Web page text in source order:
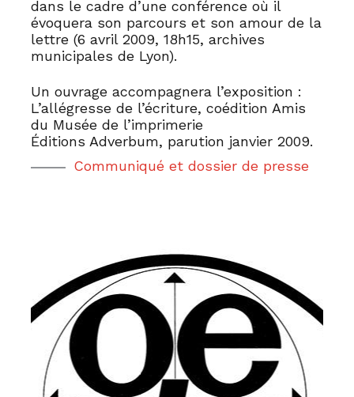
dans le cadre d’une conférence où il
évoquera son parcours et son amour de la
lettre (6 avril 2009, 18h15, archives
municipales de Lyon).
Un ouvrage accompagnera l’exposition :
L’allégresse de l’écriture, coédition Amis
du Musée de l’imprimerie
​​​​​​​Éditions Adverbum, parution janvier 2009.
Communiqué et dossier de presse